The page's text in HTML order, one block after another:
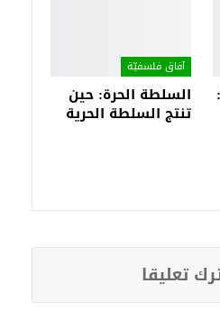
آفاق فلسفيّة‎
السلطة الحرة: حين
تنتج السلطة الحرية
تعليقا